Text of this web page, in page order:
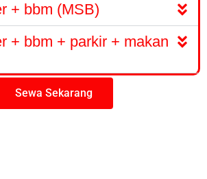
+ bbm (MSB)
+ bbm + parkir + makan
Sewa Sekarang